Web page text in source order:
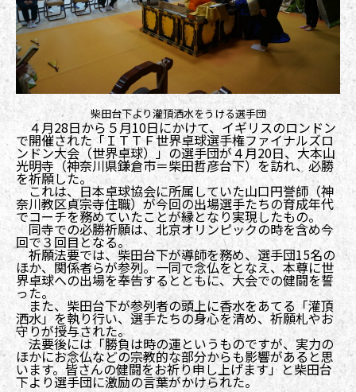
柴田台下より灌頂洒水をうける選手団
４月28日から５月10日にかけて、イギリスのロンドン
で開催された「ＩＴＴＦ世界卓球選手権ファイナルズロ
ンドン大会（世界卓球）」の選手団が４月20日、大本山
光明寺（神奈川県鎌倉市＝柴田哲彦台下）を訪れ、必勝
を祈願した。
これは、日本卓球協会に所属していた山口円誉師（神
奈川教区貞宗寺住職）が今回の出場選手たちの育成年代
でコーチを務めていたことが縁となり実現したもの。
同寺での必勝祈願は、北京オリンピックの時を含め今
回で３回目となる。
祈願法要では、柴田台下が導師を務め、選手団15名の
ほか、関係者らが参列。一同で念仏をとなえ、本尊に世
界卓球への出場を奉告するとともに、大会での健闘を誓
った。
また、柴田台下が参列者の頭上に香水をあてる「灌頂
洒水」を執り行い、選手たちの身心を清め、祈願札やお
守りが授与された。
法要後には「勝負は時の運というものですが、実力の
ほかにお念仏などの宗教的な部分からも影響があると思
います。皆さんの健闘をお祈り申し上げます」と柴田台
下より選手団に激励の言葉がかけられた。